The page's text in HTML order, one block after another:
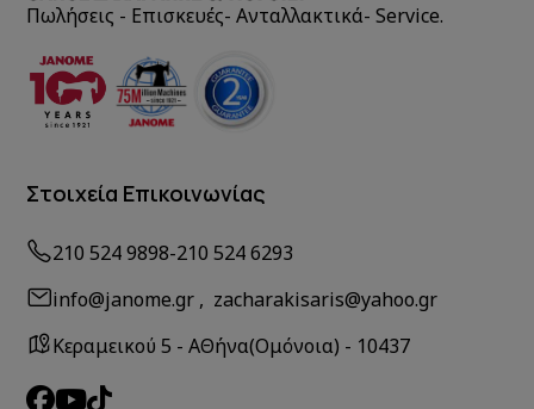
Πωλήσεις - Επισκευές- Ανταλλακτικά- Service.
Στοιχεία Επικοινωνίας
210 524 9898-210 524 6293
info@janome.gr , zacharakisaris@yahoo.gr
Κεραμεικού 5 - ΑΘήνα(Ομόνοια) - 10437